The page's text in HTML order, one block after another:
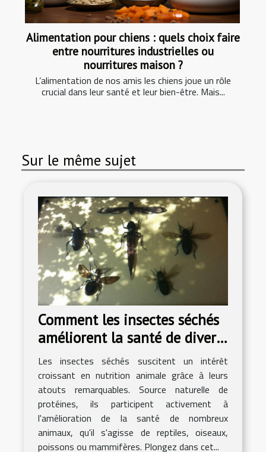
Alimentation pour chiens : quels choix faire
entre nourritures industrielles ou
nourritures maison ?
L’alimentation de nos amis les chiens joue un rôle
crucial dans leur santé et leur bien-être. Mais...
Sur le même sujet
Comment les insectes séchés
améliorent la santé de divers
animaux ?
Les insectes séchés suscitent un intérêt
croissant en nutrition animale grâce à leurs
atouts remarquables. Source naturelle de
protéines, ils participent activement à
l'amélioration de la santé de nombreux
animaux, qu'il s'agisse de reptiles, oiseaux,
poissons ou mammifères. Plongez dans cet...